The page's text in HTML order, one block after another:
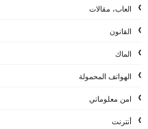
العاب، مقالات
القانون
الماك
الهواتف المحمولة
امن معلوماتي
أنترنت